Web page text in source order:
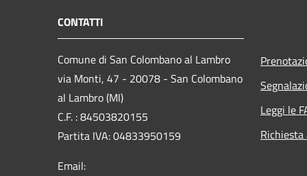
CONTATTI
Comune di San Colombano al Lambro
via Monti, 47 - 20078 - San Colombano
al Lambro (MI)
C.F. : 84503820155
Partita IVA: 04833950159
Email:
Leggi le